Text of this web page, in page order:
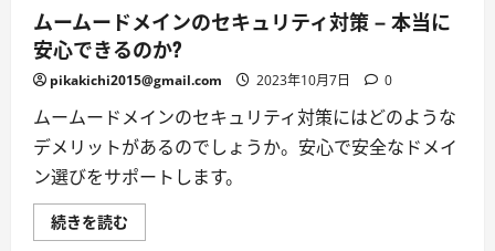
ムームードメインのセキュリティ対策 – 本当に
安心できるのか?
pikakichi2015@gmail.com 2023年10月7日 0
ムームードメインのセキュリティ対策にはどのような
デメリットがあるのでしょうか。安心で安全なドメイ
ン選びをサポートします。
続きを読む
ー